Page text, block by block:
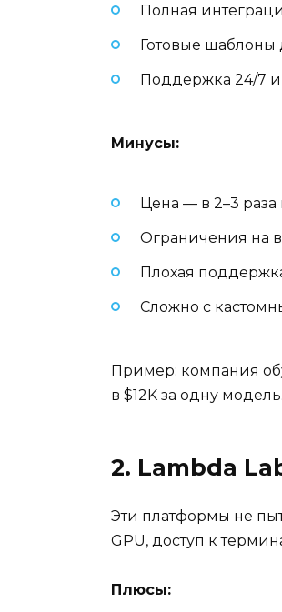
Полная
Готовые
Поддержка 24/7 и
Минусы:
Цена — в 2–3
Ограничения на
Плохая
Сложно с
Пример: компания
в $12K за одну
2. Lambda
Эти платформы не
GPU, доступ к
Плюсы: